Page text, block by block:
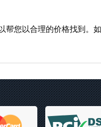
帮您以合理的价格找到。